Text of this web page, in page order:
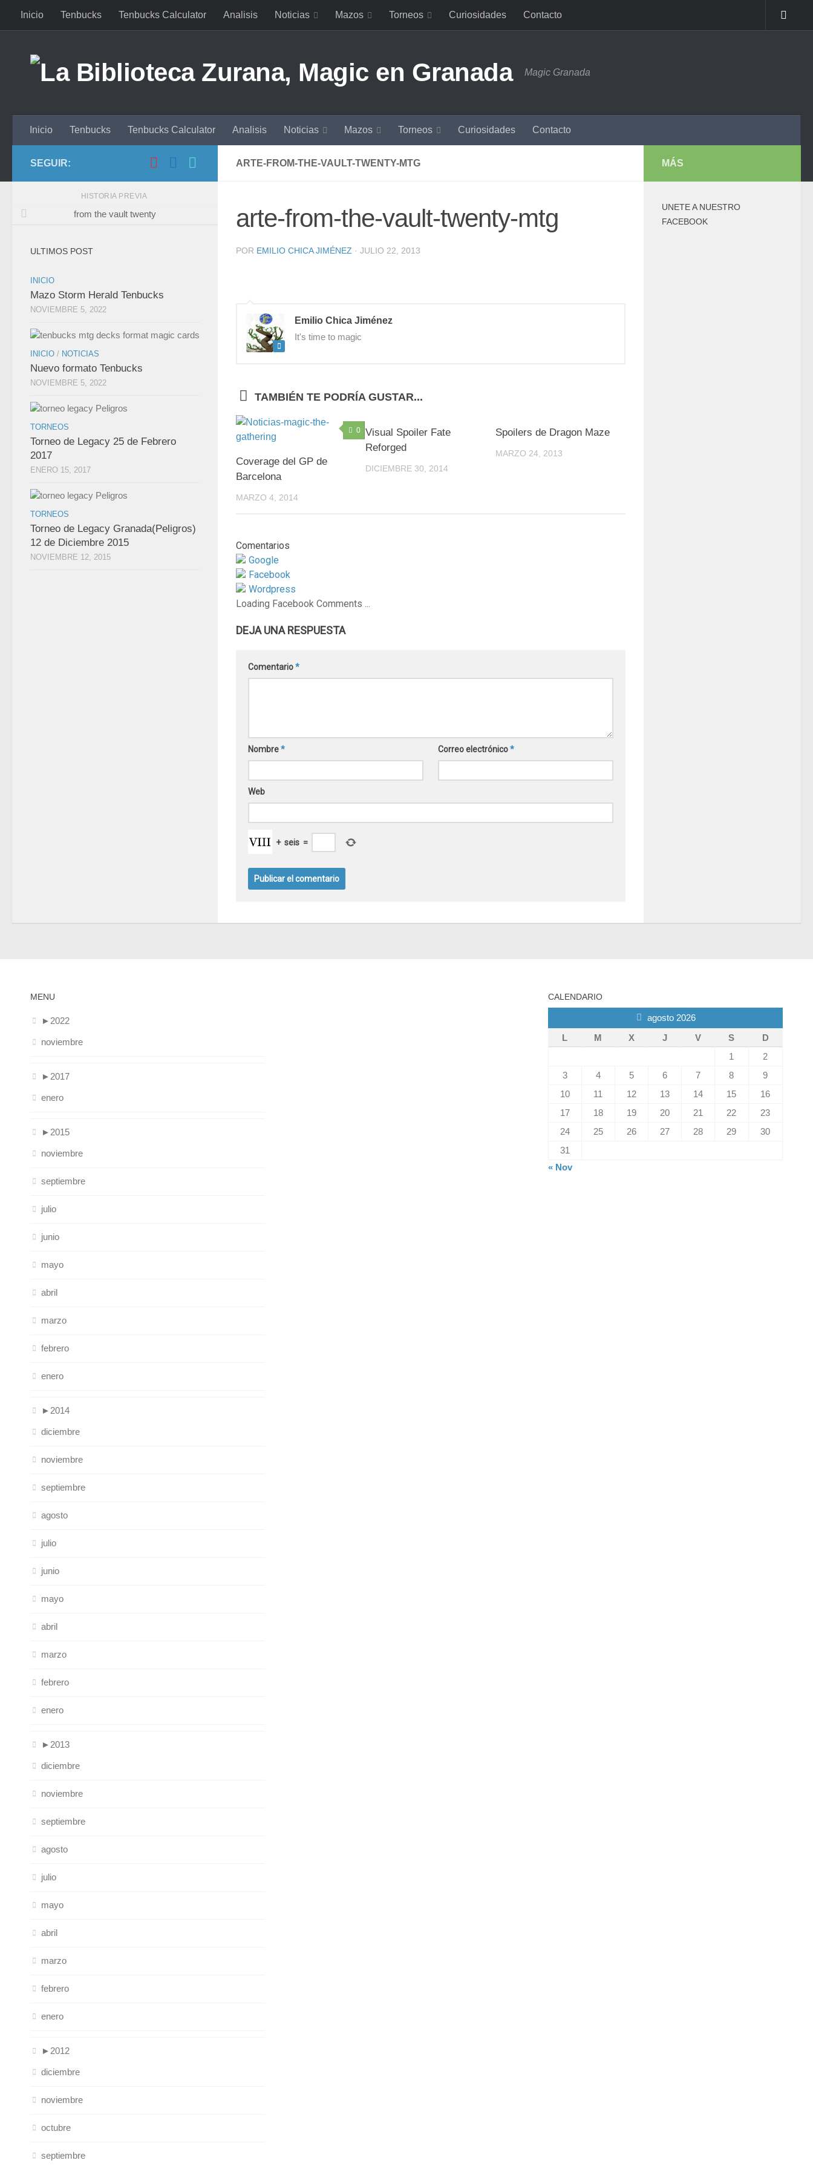
Saltar al contenido
Inicio Tenbucks Tenbucks Calculator Analisis Noticias Mazos Torneos Curiosidades Contacto
Magic Granada
Inicio Tenbucks Tenbucks Calculator Analisis Noticias Mazos Torneos Curiosidades Contacto
ARTE-FROM-THE-VAULT-TWENTY-MTG
arte-from-the-vault-twenty-mtg
POR EMILIO CHICA JIMÉNEZ · JULIO 22, 2013
Emilio Chica Jiménez
It's time to magic
TAMBIÉN TE PODRÍA GUSTAR...
0
Coverage del GP de
Barcelona
MARZO 4, 2014
Visual Spoiler Fate
Reforged
DICIEMBRE 30, 2014
Spoilers de Dragon Maze
MARZO 24, 2013
Comentarios
Google
Facebook
Wordpress
Loading Facebook Comments ...
DEJA UNA RESPUESTA
Comentario*
Nombre* Correo electrónico*
Web
+ seis =
SEGUIR:
HISTORIA PREVIA
from the vault twenty
ULTIMOS POST
INICIO
Mazo Storm Herald Tenbucks
NOVIEMBRE 5, 2022
INICIO / NOTICIAS
Nuevo formato Tenbucks
NOVIEMBRE 5, 2022
TORNEOS
Torneo de Legacy 25 de Febrero
2017
ENERO 15, 2017
TORNEOS
Torneo de Legacy Granada(Peligros)
12 de Diciembre 2015
NOVIEMBRE 12, 2015
MÁS
UNETE A NUESTRO
FACEBOOK
MENU
► 2022
noviembre
► 2017
enero
► 2015
noviembre
septiembre
julio
junio
mayo
abril
marzo
febrero
enero
► 2014
diciembre
noviembre
septiembre
agosto
julio
junio
mayo
abril
marzo
febrero
enero
► 2013
diciembre
noviembre
septiembre
agosto
julio
mayo
abril
marzo
febrero
enero
► 2012
diciembre
noviembre
octubre
septiembre
CALENDARIO
agosto 2026
L
M X J V S
D
1
2
3
4 5 6 7 8
9
10
11 12 13 14 15
16
17
18 19 20 21 22
23
24
25 26 27 28 29
30
31
« Nov